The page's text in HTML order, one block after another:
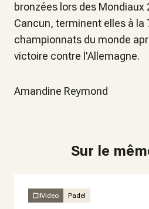
bronzées lors des Mondiaux
Cancun, terminent elles à la
championnats du monde
victoire contre l'Allemagne.
Amandine Reymond
Sur le
Video Padel